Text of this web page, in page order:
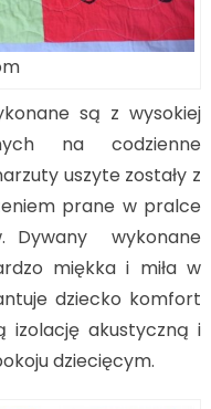
są z wysokiej
na codzienne
uszyte zostały z
prane w pralce
Dywany wykonane
miękka i miła w
dziecko komfort
izolację akustyczną i
dziecięcym.